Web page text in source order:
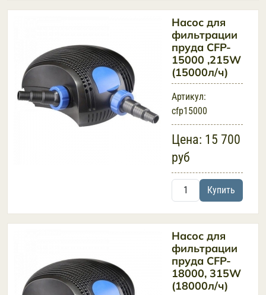
Насос для
фильтрации
пруда CFP-
15000 ,215W
(15000л/ч)
Артикул:
cfp15000
Цена: 15 700
руб
Купить
Насос для
фильтрации
пруда CFP-
18000, 315W
(18000л/ч)